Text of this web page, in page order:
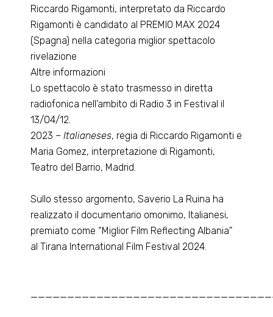
Riccardo Rigamonti, interpretato da Riccardo
Rigamonti è candidato al PREMIO MAX 2024
(Spagna) nella categoria miglior spettacolo
rivelazione
Altre informazioni
Lo spettacolo è stato trasmesso in diretta
radiofonica nell’ambito di Radio 3 in Festival il
13/04/12.
2023 –Italianeses, regia di Riccardo Rigamonti e
Maria Gomez, interpretazione di Rigamonti,
Teatro del Barrio, Madrid.
Sullo stesso argomento, Saverio La Ruina ha
realizzato il documentario omonimo, Italianesi,
premiato come “Miglior Film Reflecting Albania”
al Tirana International Film Festival 2024.